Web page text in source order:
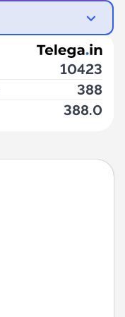
10423
388
388.0